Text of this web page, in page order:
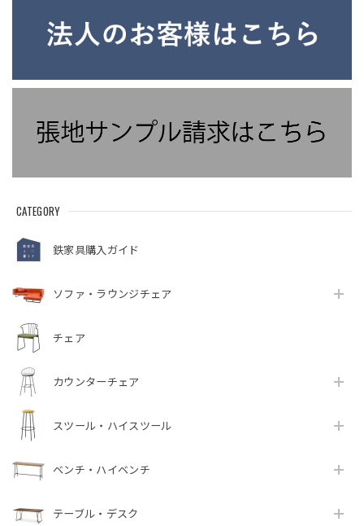
CATEGORY
鉄家具購入ガイド
ソファ・ラウンジチェア
チェア
カウンターチェア
スツール・ハイスツール
ベンチ・ハイベンチ
テーブル・デスク